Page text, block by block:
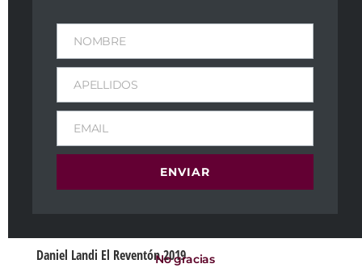
Daniel Landi El Reventón 2019
NOMBRE
APELLIDOS
EMAIL
ENVIAR
No gracias